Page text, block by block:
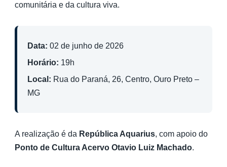
comunitária e da cultura viva.
Data: 02 de junho de 2026
Horário: 19h
Local: Rua do Paraná, 26, Centro, Ouro Preto –
MG
A realização é da República Aquarius, com apoio do
Ponto de Cultura Acervo Otavio Luiz Machado.